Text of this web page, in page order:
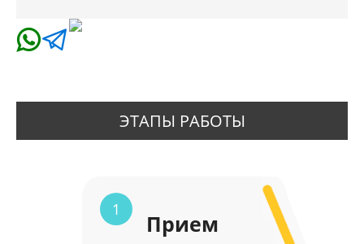
ЭТАПЫ РАБОТЫ
1
Прием